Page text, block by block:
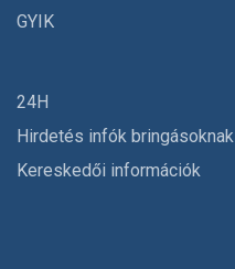
GYIK
24H
Hirdetés infók bringásoknak
Kereskedői információk